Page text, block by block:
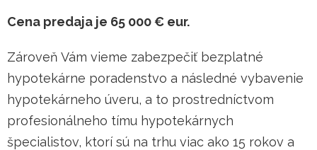
Cena predaja je 65 000 € eur.
Zároveň Vám vieme zabezpečiť bezplatné
hypotekárne poradenstvo a následné vybavenie
hypotekárneho úveru, a to prostredníctvom
profesionálneho tímu hypotekárnych
špecialistov, ktorí sú na trhu viac ako 15 rokov a